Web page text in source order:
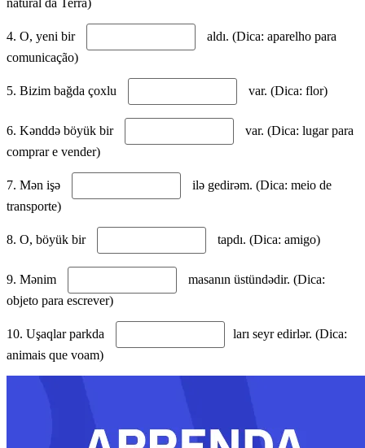
4. O, yeni bir
aldı. (Dica: aparelho para
comunicação)
5. Bizim bağda çoxlu var. (Dica: flor)
6. Kənddə böyük bir
var. (Dica: lugar para
comprar e vender)
7. Mən işə
ilə gedirəm. (Dica: meio de
transporte)
8. O, böyük bir tapdı. (Dica: amigo)
9. Mənim
masanın üstündədir. (Dica:
objeto para escrever)
10. Uşaqlar parkda
ları seyr edirlər. (Dica:
animais que voam)